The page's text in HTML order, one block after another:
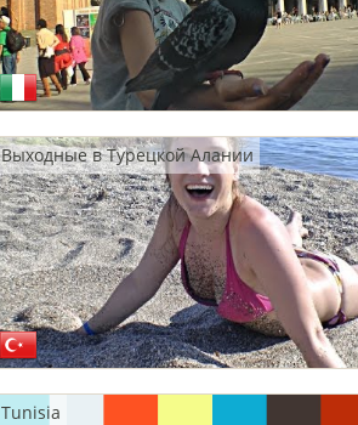
Выходные в Турецкой Алании
Tunisia